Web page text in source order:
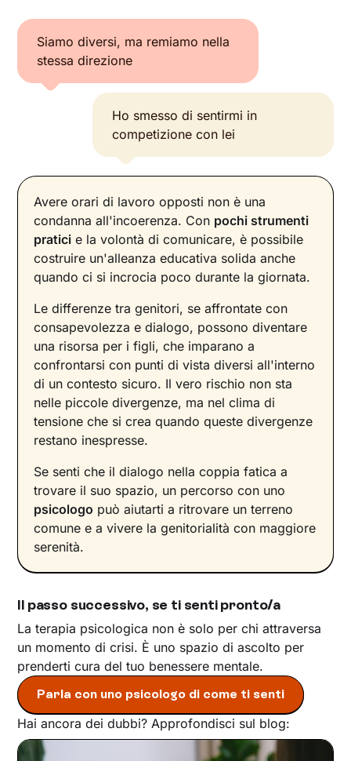
Siamo diversi, ma remiamo nella
stessa direzione
Ho smesso di sentirmi in
competizione con lei
Avere orari di lavoro opposti non è una
condanna all'incoerenza. Con pochi strumenti
pratici e la volontà di comunicare, è possibile
costruire un'alleanza educativa solida anche
quando ci si incrocia poco durante la giornata.
Le differenze tra genitori, se affrontate con
consapevolezza e dialogo, possono diventare
una risorsa per i figli, che imparano a
confrontarsi con punti di vista diversi all'interno
di un contesto sicuro. Il vero rischio non sta
nelle piccole divergenze, ma nel clima di
tensione che si crea quando queste divergenze
restano inespresse.
Se senti che il dialogo nella coppia fatica a
trovare il suo spazio, un percorso con uno
psicologo può aiutarti a ritrovare un terreno
comune e a vivere la genitorialità con maggiore
serenità.
Il passo successivo, se ti senti pronto/a
La terapia psicologica non è solo per chi attraversa
un momento di crisi. È uno spazio di ascolto per
prenderti cura del tuo benessere mentale.
Parla con uno psicologo di come ti senti
Hai ancora dei dubbi? Approfondisci sul blog: